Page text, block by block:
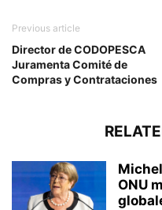
Previous article
Director de CODOPESCA
Juramenta Comité de
Compras y Contrataciones
ONU